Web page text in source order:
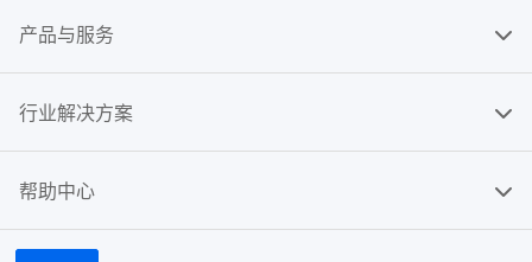
产品与服务
行业解决方案
帮助中心